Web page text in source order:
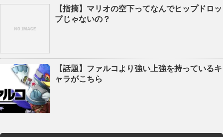
【指摘】マリオの空下ってなんでヒップドロッ
プじゃないの？
【話題】ファルコより強い上強を持っているキ
ャラがこちら